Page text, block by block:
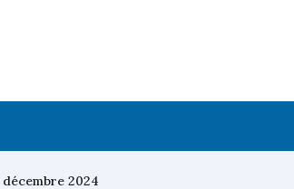
décembre 2024